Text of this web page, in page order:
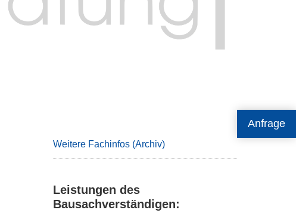
Anfrage
Weitere Fachinfos (Archiv)
Leistungen des
Bausachverständigen: